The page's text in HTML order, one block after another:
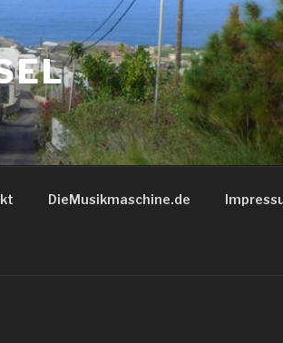
DieMusikmaschine.de